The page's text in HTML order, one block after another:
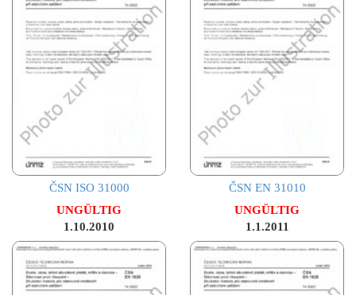
ČSN ISO 31000
UNGÜLTIG
1.10.2010
ČSN EN 31010
UNGÜLTIG
1.1.2011